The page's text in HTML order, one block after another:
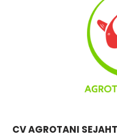
CV AGROTANI